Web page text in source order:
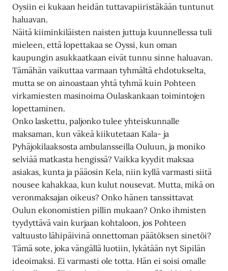
Oysiin ei kukaan heidän tuttavapiiristäkään tuntunut
haluavan.
Näitä kiiminkiläisten naisten juttuja kuunnellessa tuli
mieleen, että lopettakaa se Oyssi, kun oman
kaupungin asukkaatkaan eivät tunnu sinne haluavan.
Tämähän vaikuttaa varmaan tyhmältä ehdotukselta,
mutta se on ainoastaan yhtä tyhmä kuin Pohteen
virkamiesten masinoima Oulaskankaan toimintojen
lopettaminen.
Onko laskettu, paljonko tulee yhteiskunnalle
maksaman, kun väkeä kiikutetaan Kala- ja
Pyhäjokilaaksosta ambulansseilla Ouluun, ja moniko
selviää matkasta hengissä? Vaikka kyydit maksaa
asiakas, kunta ja pääosin Kela, niin kyllä varmasti siitä
nousee kahakkaa, kun kulut nousevat. Mutta, mikä on
veronmaksajan oikeus? Onko hänen tanssittavat
Oulun ekonomistien pillin mukaan? Onko ihmisten
tyydyttävä vain kurjaan kohtaloon, jos Pohteen
valtuusto lähipäivinä onnettoman päätöksen sinetöi?
Tämä sote, joka vängällä luotiin, lykätään nyt Sipilän
ideoimaksi. Ei varmasti ole totta. Hän ei soisi omalle